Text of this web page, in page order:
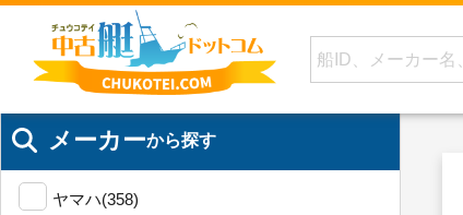
メーカーから探す
ヤマハ(358)